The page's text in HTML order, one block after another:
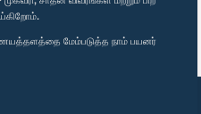
மேம்படுத்த நாம் பயனர்